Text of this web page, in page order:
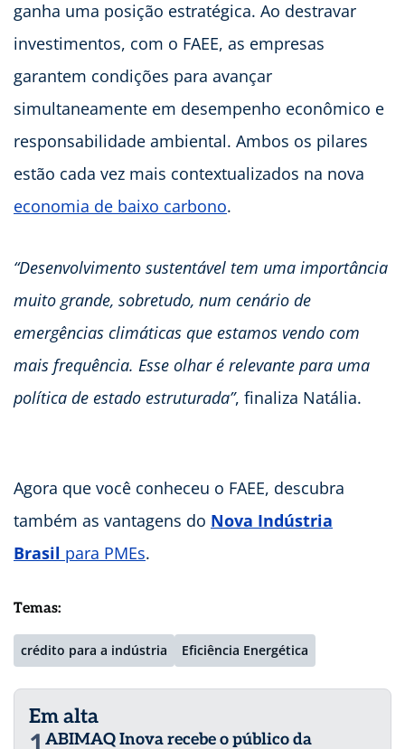
ganha uma posição estratégica. Ao destravar
investimentos, com o FAEE, as empresas
garantem condições para avançar
simultaneamente em desempenho econômico e
responsabilidade ambiental. Ambos os pilares
estão cada vez mais contextualizados na nova
economia de baixo carbono.
“Desenvolvimento sustentável tem uma importância
muito grande, sobretudo, num cenário de
emergências climáticas que estamos vendo com
mais frequência. Esse olhar é relevante para uma
política de estado estruturada”, finaliza Natália.
Agora que você conheceu o FAEE, descubra
também as vantagens do Nova Indústria
Brasil para PMEs.
Temas:
crédito para a indústria Eficiência Energética
Em alta
ABIMAQ Inova recebe o público da